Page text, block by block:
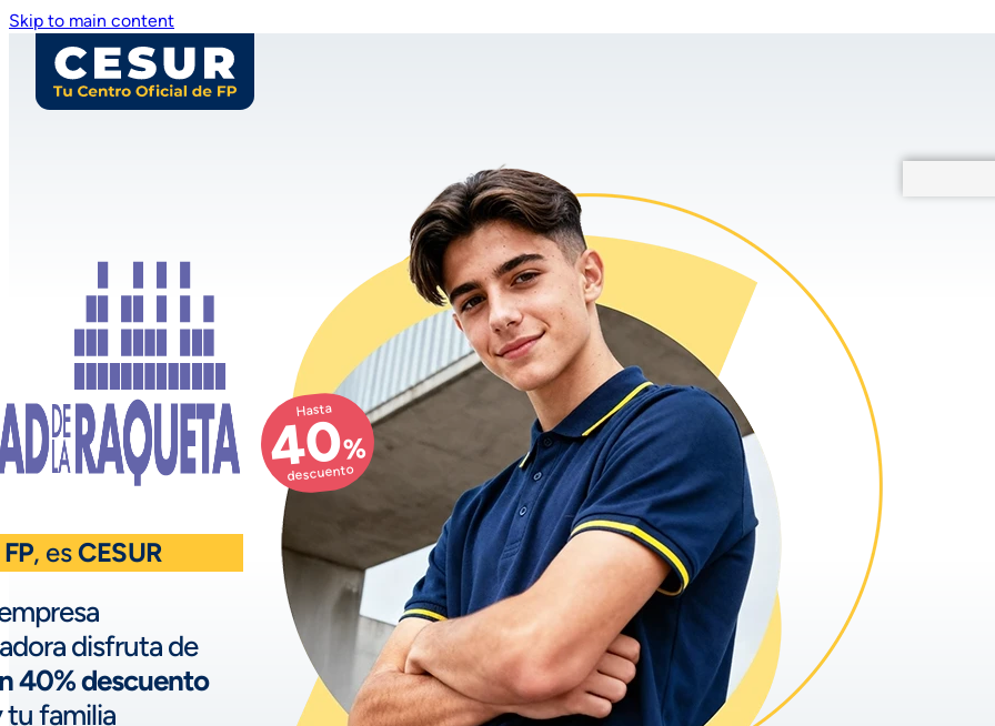
Skip to main content
FP, esCESUR
disfruta de
40% descuento
tu familia
Hasta
40%
descuento